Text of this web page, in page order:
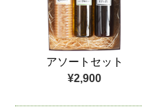
アソートセット
¥2,900